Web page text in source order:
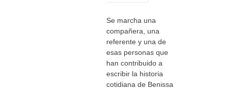
Se marcha una
compañera, una
referente y una de
esas personas que
han contribuido a
escribir la historia
cotidiana de Benissa